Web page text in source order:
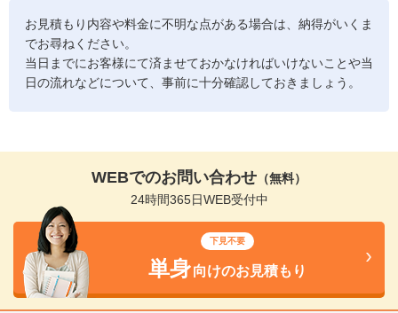
お見積もり内容や料金に不明な点がある場合は、納得がいくま
でお尋ねください。
当日までにお客様にて済ませておかなければいけないことや当
日の流れなどについて、事前に十分確認しておきましょう。
WEBでのお問い合わせ （無料）
24時間365日WEB受付中
下見不要
単身向けのお見積もり